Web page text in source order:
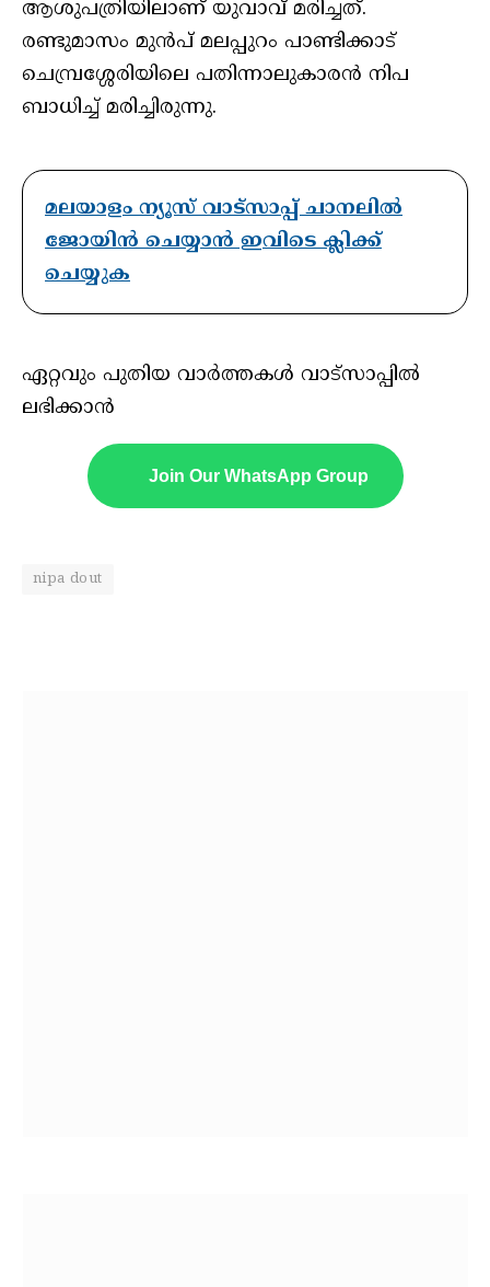
ആശുപത്രിയിലാണ് യുവാവ് മരിച്ചത്.
രണ്ടുമാസം മുന്‍പ് മലപ്പുറം പാണ്ടിക്കാട്
ചെമ്പ്രശ്ശേരിയിലെ പതിന്നാലുകാരന്‍ നിപ
ബാധിച്ച് മരിച്ചിരുന്നു.
മലയാളം ന്യൂസ് വാട്സാപ്പ് ചാനലിൽ
ജോയിൻ ചെയ്യാൻ ഇവിടെ ക്ലിക്ക്
ചെയ്യുക
ഏറ്റവും പുതിയ വാർത്തകൾ വാട്സാപ്പിൽ
ലഭിക്കാൻ
Join Our WhatsApp Group
nipa dout